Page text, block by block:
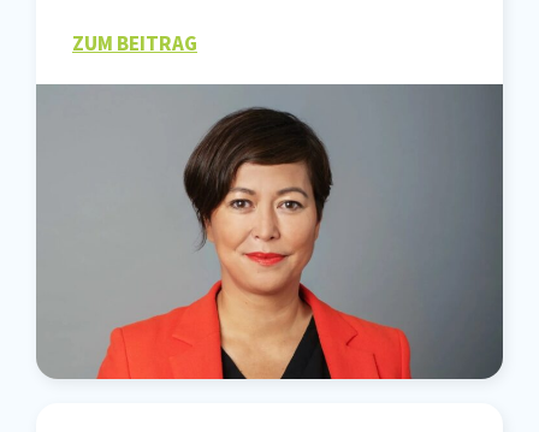
ZUM BEITRAG